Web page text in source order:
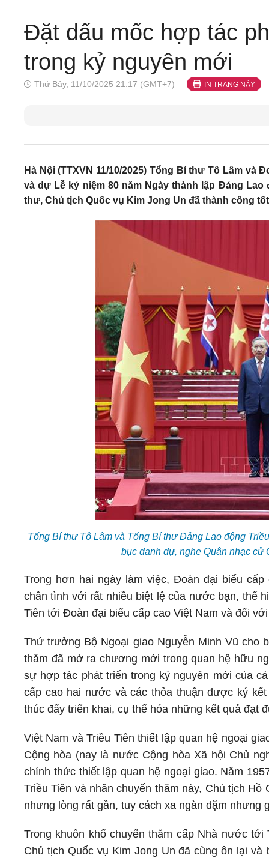
Đặt dấu mốc hợp tác
trong kỷ nguyên mới
Thứ Bảy, 11/10/2025 21:17 (GMT+7) IN TRANG NÀY
Hà Nội (TTXVN 11/10/2025) Tổng Bí thư Tô Lâm và
và dự Lễ kỷ niệm 80 năm Ngày thành lập Đảng Lao
thư, Chủ tịch Quốc vụ Kim Jong Un đã thành công
Tổng Bí thư Tô Lâm và Tổng Bí thư Đảng Lao động
bục danh dự, nghe Quân nhạc cử
Trong hơn hai ngày làm việc, Đoàn đại biểu
chân tình với rất nhiều biệt lệ của nước bạn, thể
Tiên tới Đoàn đại biểu cấp cao Việt Nam và đối
Thứ trưởng Bộ Ngoại giao Nguyễn Minh Vũ cho
thăm đã mở ra chương mới trong quan hệ hữu
sự hợp tác phát triển trong kỷ nguyên mới của
cấp cao hai nước và các thỏa thuận được ký
thúc đẩy triển khai, cụ thể hóa những kết quả đạt
Việt Nam và Triều Tiên thiết lập quan hệ ngoại
Cộng hòa (nay là nước Cộng hòa Xã hội Chủ
chính thức thiết lập quan hệ ngoại giao. Năm
Triều Tiên và nhân chuyến thăm này, Chủ tịch
nhưng lòng rất gần, tuy cách xa ngàn dặm
Trong khuôn khổ chuyến thăm cấp Nhà nước
Chủ tịch Quốc vụ Kim Jong Un đã cùng ôn lại